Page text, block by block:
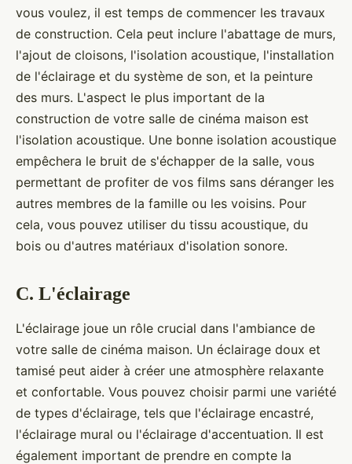
vous voulez, il est temps de commencer les travaux
de construction. Cela peut inclure l'abattage de murs,
l'ajout de cloisons, l'isolation acoustique, l'installation
de l'éclairage et du système de son, et la peinture
des murs. L'aspect le plus important de la
construction de votre salle de cinéma maison est
l'isolation acoustique. Une bonne isolation acoustique
empêchera le bruit de s'échapper de la salle, vous
permettant de profiter de vos films sans déranger les
autres membres de la famille ou les voisins. Pour
cela, vous pouvez utiliser du tissu acoustique, du
bois ou d'autres matériaux d'isolation sonore.
C. L'éclairage
L'éclairage joue un rôle crucial dans l'ambiance de
votre salle de cinéma maison. Un éclairage doux et
tamisé peut aider à créer une atmosphère relaxante
et confortable. Vous pouvez choisir parmi une variété
de types d'éclairage, tels que l'éclairage encastré,
l'éclairage mural ou l'éclairage d'accentuation. Il est
également important de prendre en compte la